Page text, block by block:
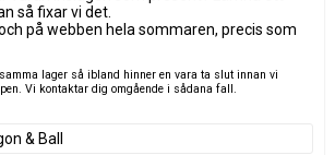
så fixar vi det.
på webben hela sommaren, precis som
lager så ibland hinner en vara ta slut innan vi
Vi kontaktar dig omgående i sådana fall.
& Ball